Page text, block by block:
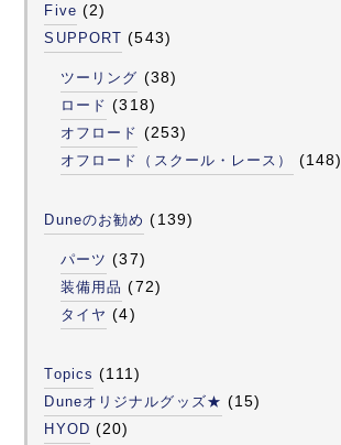
Five (2)
SUPPORT (543)
ツーリング (38)
ロード (318)
オフロード (253)
オフロード（スクール・レース） (148)
Duneのお勧め (139)
パーツ (37)
装備用品 (72)
タイヤ (4)
Topics (111)
Duneオリジナルグッズ★ (15)
HYOD (20)